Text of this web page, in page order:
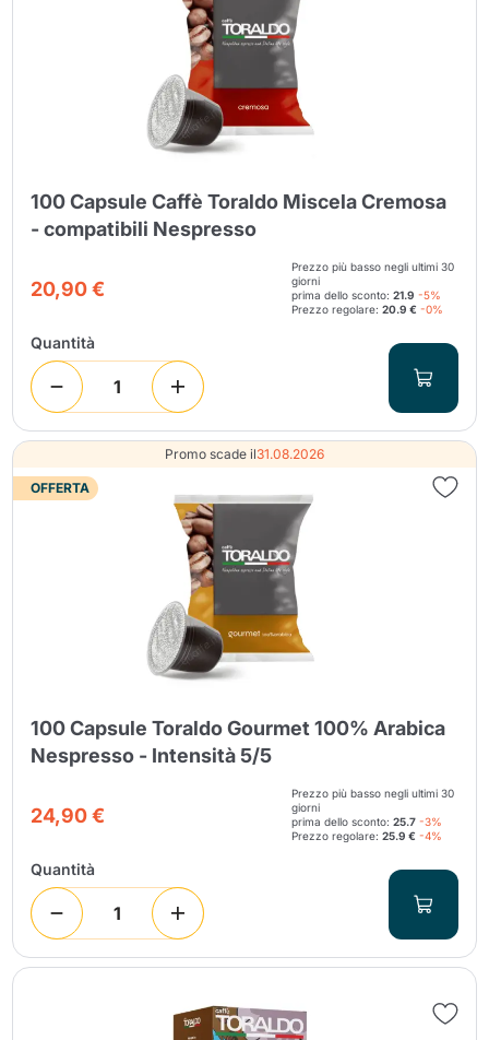
100 Capsule Caffè Toraldo Miscela Cremosa
- compatibili Nespresso
20,90 €
Prezzo più basso negli ultimi 30
giorni
prima dello sconto: 21.9 -5%
Prezzo regolare: 20.9 € -0%
Quantità
Promo scade il31.08.2026
OFFERTA
100 Capsule Toraldo Gourmet 100% Arabica
Nespresso - Intensità 5/5
24,90 €
Prezzo più basso negli ultimi 30
giorni
prima dello sconto: 25.7 -3%
Prezzo regolare: 25.9 € -4%
Quantità